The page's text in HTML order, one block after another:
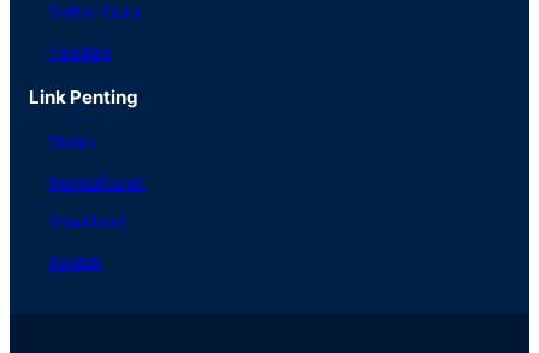
Daftar Guru
Fasilitas
Link Penting
Siatex
Pendaftaran
Download
Kontak